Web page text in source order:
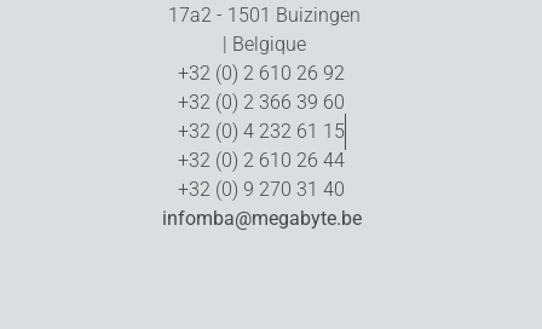
17a2 - 1501 Buizingen
| Belgique
+32 (0) 2 610 26 92
+32 (0) 2 366 39 60
+32 (0) 4 232 61 15
+32 (0) 2 610 26 44
+32 (0) 9 270 31 40
infomba@megabyte.be